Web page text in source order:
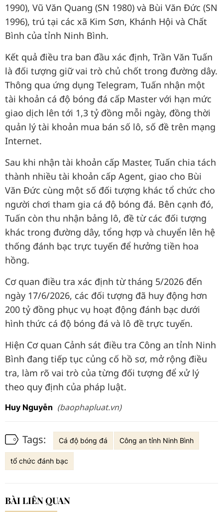
1990), Vũ Văn Quang (SN 1980) và Bùi Văn Đức (SN
1996), trú tại các xã Kim Sơn, Khánh Hội và Chất
Bình của tỉnh Ninh Bình.
Kết quả điều tra ban đầu xác định, Trần Văn Tuấn
là đối tượng giữ vai trò chủ chốt trong đường dây.
Thông qua ứng dụng Telegram, Tuấn nhận một
tài khoản cá độ bóng đá cấp Master với hạn mức
giao dịch lên tới 1,3 tỷ đồng mỗi ngày, đồng thời
quản lý tài khoản mua bán số lô, số đề trên mạng
Internet.
Sau khi nhận tài khoản cấp Master, Tuấn chia tách
thành nhiều tài khoản cấp Agent, giao cho Bùi
Văn Đức cùng một số đối tượng khác tổ chức cho
người chơi tham gia cá độ bóng đá. Bên cạnh đó,
Tuấn còn thu nhận bảng lô, đề từ các đối tượng
khác trong đường dây, tổng hợp và chuyển lên hệ
thống đánh bạc trực tuyến để hưởng tiền hoa
hồng.
Cơ quan điều tra xác định từ tháng 5/2026 đến
ngày 17/6/2026, các đối tượng đã huy động hơn
200 tỷ đồng phục vụ hoạt động đánh bạc dưới
hình thức cá độ bóng đá và lô đề trực tuyến.
Hiện Cơ quan Cảnh sát điều tra Công an tỉnh Ninh
Bình đang tiếp tục củng cố hồ sơ, mở rộng điều
tra, làm rõ vai trò của từng đối tượng để xử lý
theo quy định của pháp luật.
Huy Nguyễn (baophapluat.vn)
Tags: Cá độ bóng đá Công an tỉnh Ninh Bình
tổ chức đánh bạc
BÀI LIÊN QUAN